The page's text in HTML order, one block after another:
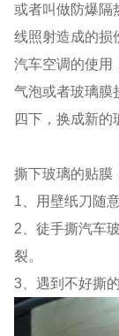
或者叫做防爆隔
线照射造成的损
汽车空调的使用
气泡或者玻璃膜
四下，换成新的
撕下玻璃的贴膜
1、用壁纸刀随
2、徒手撕汽车
裂。
3、遇到不好撕